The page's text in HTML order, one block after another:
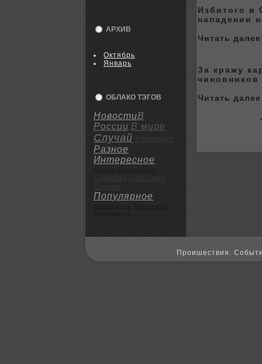
АРХИВ
Октябрь
Январь
ОБЛАКО ТЭГОВ
НовостиВ
России В мире
Случай
Разное
Интересное
Популярное
Избитого в
нападении
Читать
За кражу
чиновникoв
Читать
Пpoишествия.